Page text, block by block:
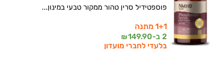
פוספטידיל סרין טהור ממקור טבעי במינון...
1+1 מתנה
2 ב-
149.90
₪
בלעדי לחברי מועדון